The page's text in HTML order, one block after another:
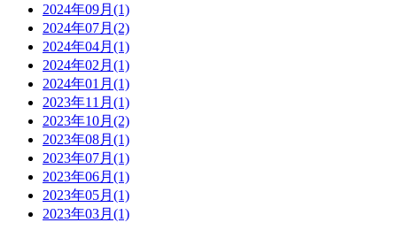
2024年09月(1)
2024年07月(2)
2024年04月(1)
2024年02月(1)
2024年01月(1)
2023年11月(1)
2023年10月(2)
2023年08月(1)
2023年07月(1)
2023年06月(1)
2023年05月(1)
2023年03月(1)